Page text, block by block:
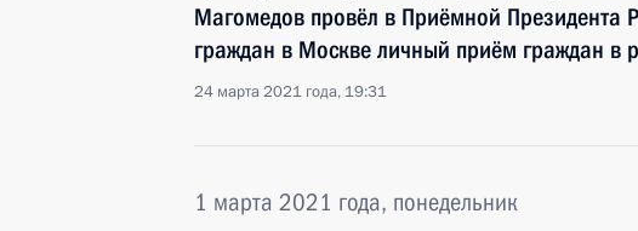
Магомедов провёл в Приёмной Президента
граждан в Москве личный приём граждан в
24 марта 2021 года, 19:31
1 марта 2021 года, понедельник